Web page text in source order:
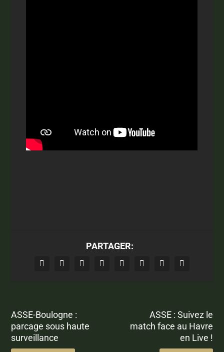
PARTAGER:
ASSE-Boulogne :
parcage sous haute
surveillance
ASSE : Suivez le
match face au Havre
en Live !